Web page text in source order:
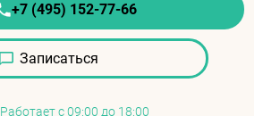
+7 (495) 152-77-66
Записаться
Работает с 09:00 до 18:00